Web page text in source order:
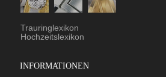
Trauringlexikon
Hochzeitslexikon
INFORMATIONEN